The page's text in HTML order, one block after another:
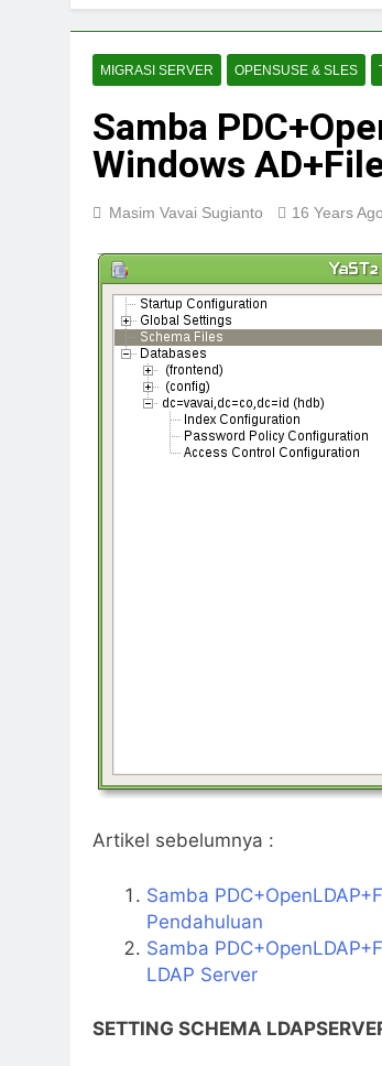
MIGRASI SERVER OPENSUSE & SLES
Samba
Windows
Masim Vavai Sugianto 16 Years Ago
Artikel sebelumnya :
Samba
Pendahuluan
Samba
LDAP Server
SETTING SCHEMA